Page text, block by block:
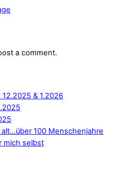
a comment.
& 1.2026
100 Menschenjahre
mich selbst